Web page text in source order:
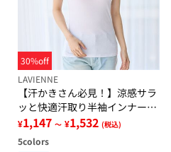
30%off
LAVIENNE
【汗かきさん必見！】涼感サラ
ッと快適汗取り半袖インナー＜
さらりラボ＞
¥1,147 ～ ¥1,532 (税込)
5colors